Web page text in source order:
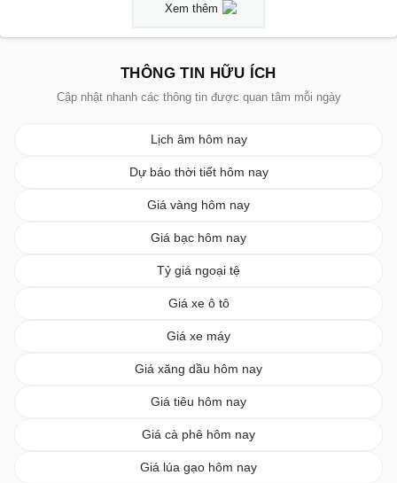
Xem thêm
THÔNG TIN HỮU ÍCH
Cập nhật nhanh các thông tin được quan tâm mỗi ngày
Lịch âm hôm nay
Dự báo thời tiết hôm nay
Giá vàng hôm nay
Giá bạc hôm nay
Tỷ giá ngoại tệ
Giá xe ô tô
Giá xe máy
Giá xăng dầu hôm nay
Giá tiêu hôm nay
Giá cà phê hôm nay
Giá lúa gạo hôm nay